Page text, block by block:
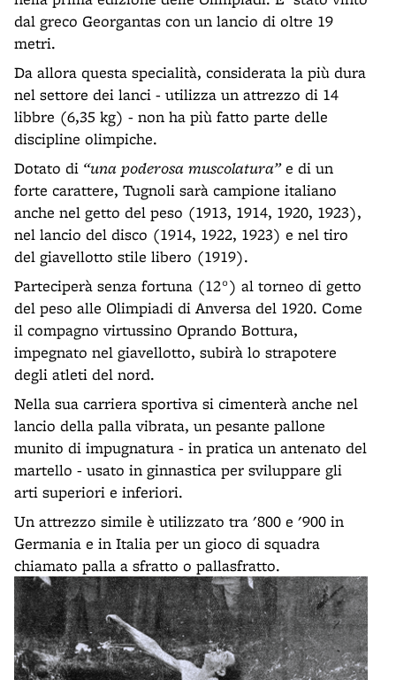
dal greco Georgantas con un lancio di oltre 19
metri.
Da allora questa specialità, considerata la più dura
nel settore dei lanci - utilizza un attrezzo di 14
libbre (6,35 kg) - non ha più fatto parte delle
discipline olimpiche.
Dotato di “una poderosa muscolatura”e di un
forte carattere, Tugnoli sarà campione italiano
anche nel getto del peso (1913, 1914, 1920, 1923),
nel lancio del disco (1914, 1922, 1923) e nel tiro
del giavellotto stile libero (1919).
Parteciperà senza fortuna (12°) al torneo di getto
del peso alle Olimpiadi di Anversa del 1920. Come
il compagno virtussino Oprando Bottura,
impegnato nel giavellotto, subirà lo strapotere
degli atleti del nord.
Nella sua carriera sportiva si cimenterà anche nel
lancio della palla vibrata, un pesante pallone
munito di impugnatura - in pratica un antenato del
martello - usato in ginnastica per sviluppare gli
arti superiori e inferiori.
Un attrezzo simile è utilizzato tra '800 e '900 in
Germania e in Italia per un gioco di squadra
chiamato palla a sfratto o pallasfratto.